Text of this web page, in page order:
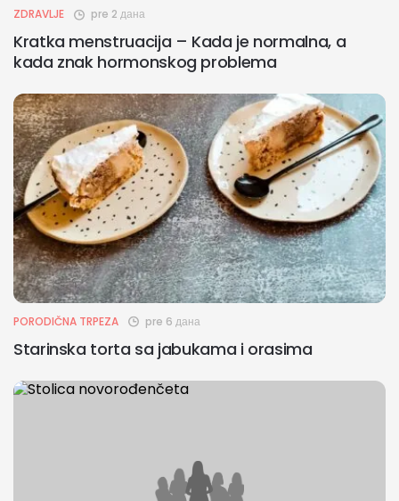
ZDRAVLJE pre 2 дана
Kratka menstruacija – Kada je normalna, a
kada znak hormonskog problema
PORODIČNA TRPEZA pre 6 дана
Starinska torta sa jabukama i orasima